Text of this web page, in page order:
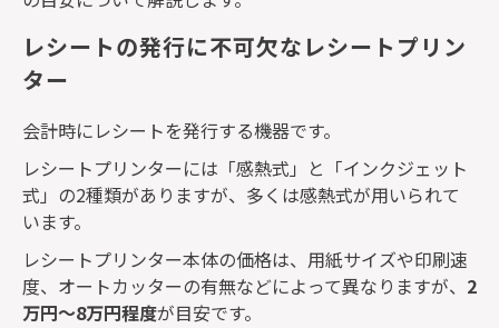
レシートの発行に不可欠なレシートプリン
ター
会計時にレシートを発行する機器です。
レシートプリンターには「感熱式」と「インクジェット
式」の2種類がありますが、多くは感熱式が用いられて
います。
レシートプリンター本体の価格は、用紙サイズや印刷速
度、オートカッターの有無などによって異なりますが、 2
万円〜8万円程度が目安です。